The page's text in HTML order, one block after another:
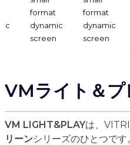
VMライト＆プ
VM LIGHT&PLAYは、
リーンシリーズのひとつです